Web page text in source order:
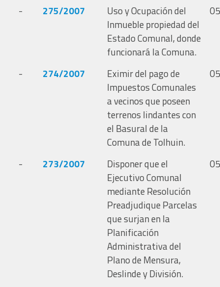
- 275/2007
Uso y Ocupación del
Inmueble propiedad del
Estado Comunal, donde
funcionará la Comuna.
- 274/2007
Eximir del pago de
Impuestos Comunales
a vecinos que poseen
terrenos lindantes con
el Basural de la
Comuna de Tolhuin.
- 273/2007
Disponer que el
Ejecutivo Comunal
mediante Resolución
Preadjudique Parcelas
que surjan en la
Planificación
Administrativa del
Plano de Mensura,
Deslinde y División.